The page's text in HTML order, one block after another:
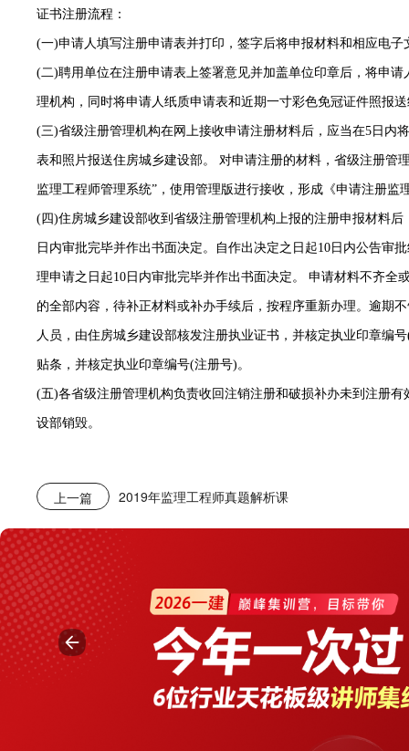
证书注册流程：
(一)申请人填写注册申请表并打印，签字后将申报材料和相应电子
(二)聘用单位在注册申请表上签署意见并加盖单位印章后，将申
理机构，同时将申请人纸质申请表和近期一寸彩色免冠证件照报
(三)省级注册管理机构在网上接收申请注册材料后，应当在5日内
表和照片报送住房城乡建设部。 对申请注册的材料，省级注册管
监理工程师管理系统”，使用管理版进行接收，形成《申请注册
(四)住房城乡建设部收到省级注册管理机构上报的注册申报材料
日内审批完毕并作出书面决定。自作出决定之日起10日内公告审
理申请之日起10日内审批完毕并作出书面决定。 申请材料不齐
的全部内容，待补正材料或补办手续后，按程序重新办理。逾期
人员，由住房城乡建设部核发注册执业证书，并核定执业印章编
贴条，并核定执业印章编号(注册号)。
(五)各省级注册管理机构负责收回注销注册和破损补办未到注册有
设部销毁。
上一篇 2019年监理工程师真题解析课